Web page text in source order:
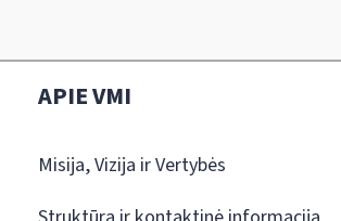
APIE VMI
Misija, Vizija ir Vertybės